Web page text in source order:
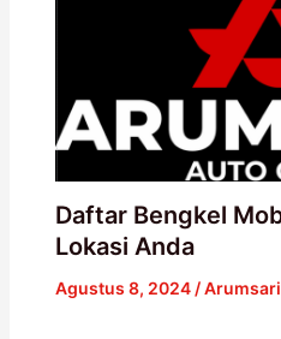
Daftar Bengkel
Lokasi Anda
Agustus 8, 2024 /